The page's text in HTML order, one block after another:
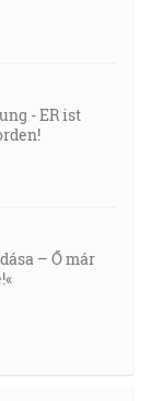
- ER ist
– Ő már